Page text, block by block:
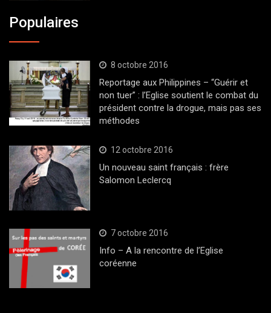
Populaires
8 octobre 2016
Reportage aux Philippines – “Guérir et
non tuer” : l’Eglise soutient le combat du
président contre la drogue, mais pas ses
méthodes
12 octobre 2016
Un nouveau saint français : frère
Salomon Leclercq
7 octobre 2016
Info – A la rencontre de l’Eglise
coréenne